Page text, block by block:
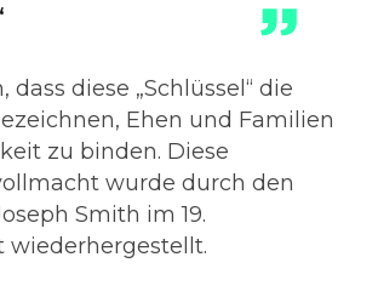
dass diese „Schlüssel“ die
Ehen und Familien
zu binden. Diese
wurde durch den
Smith im 19.
wiederhergestellt.